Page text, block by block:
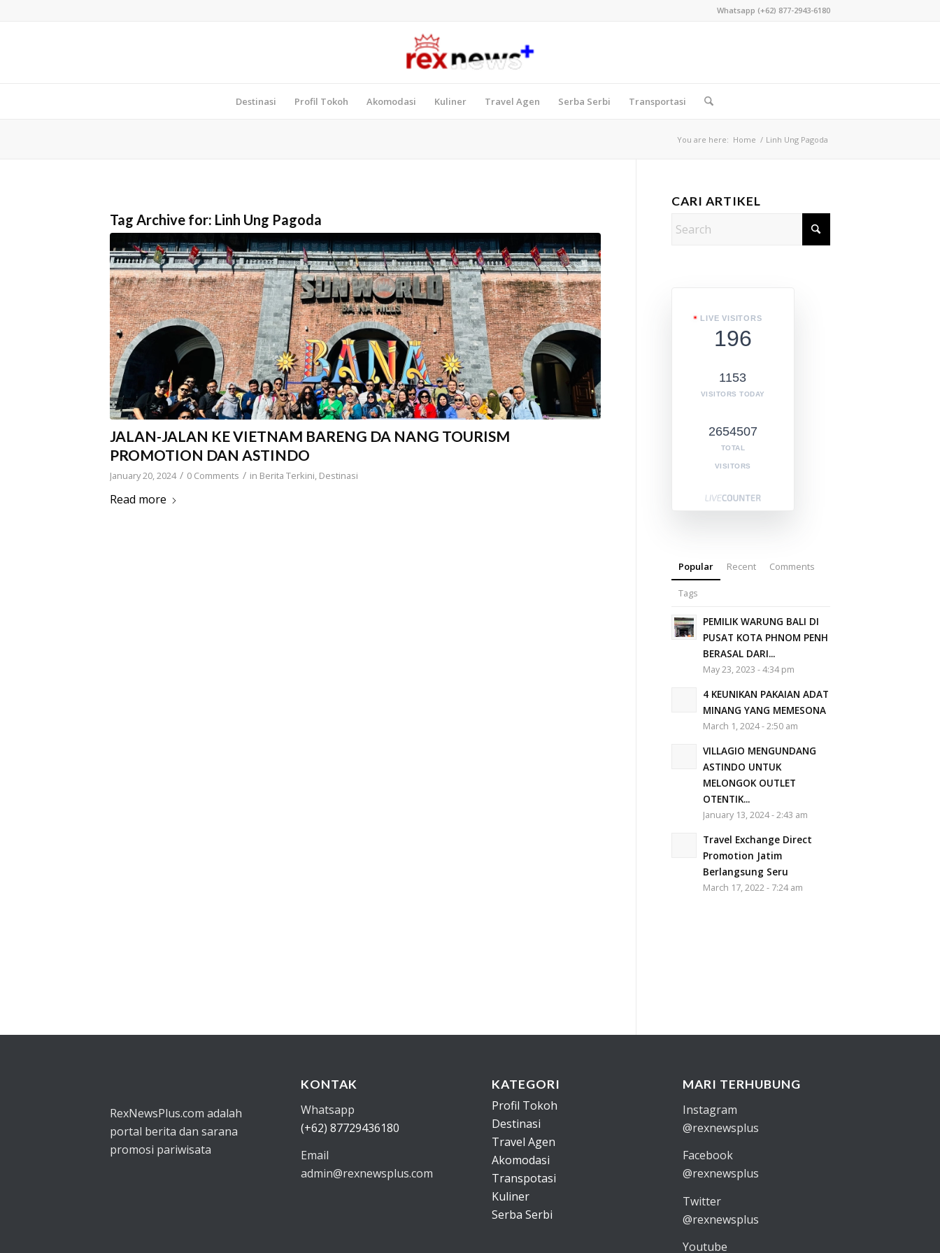
Whatsapp (+62) 877-2943-6180
Destinasi Profil Tokoh Akomodasi Kuliner Travel Agen Serba Serbi Transportasi
You are here: Home / Linh Ung Pagoda
Tag Archive for: Linh Ung Pagoda
JALAN-JALAN KE VIETNAM BARENG DA NANG TOURISM
PROMOTION DAN ASTINDO
January 20, 2024 / 0 Comments / in Berita Terkini, Destinasi
Read more
CARI ARTIKEL
LIVE VISITORS
196
1153
VISITORS TODAY
2654507
TOTAL
VISITORS
Popular Recent Comments
Tags
PEMILIK WARUNG BALI DI
PUSAT KOTA PHNOM PENH
BERASAL DARI...
May 23, 2023 - 4:34 pm
4 KEUNIKAN PAKAIAN ADAT
MINANG YANG MEMESONA
March 1, 2024 - 2:50 am
VILLAGIO MENGUNDANG
ASTINDO UNTUK
MELONGOK OUTLET
OTENTIK...
January 13, 2024 - 2:43 am
Travel Exchange Direct
Promotion Jatim
Berlangsung Seru
March 17, 2022 - 7:24 am
RexNewsPlus.com adalah
portal berita dan sarana
promosi pariwisata
KONTAK
Whatsapp
(+62) 87729436180
Email
admin@rexnewsplus.com
KATEGORI
Profil Tokoh
Destinasi
Travel Agen
Akomodasi
Transpotasi
Kuliner
Serba Serbi
MARI TERHUBUNG
Instagram
@rexnewsplus
Facebook
@rexnewsplus
Twitter
@rexnewsplus
Youtube